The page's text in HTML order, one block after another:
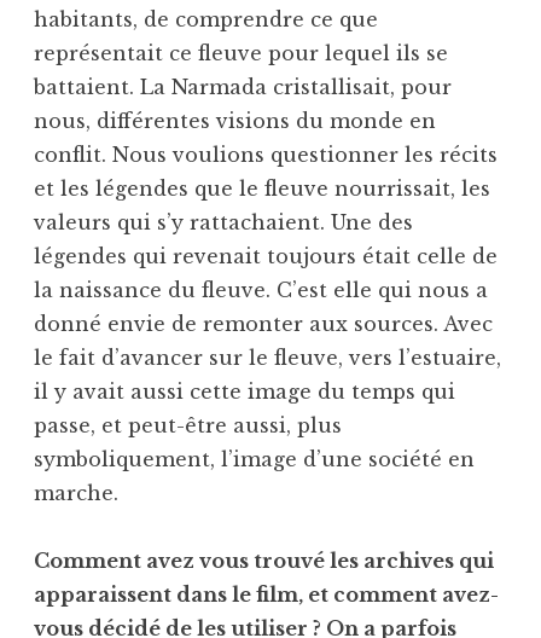
habitants, de comprendre ce que
représentait ce fleuve pour lequel ils se
battaient. La Narmada cristallisait, pour
nous, différentes visions du monde en
conflit. Nous voulions questionner les récits
et les légendes que le fleuve nourrissait, les
valeurs qui s’y rattachaient. Une des
légendes qui revenait toujours était celle de
la naissance du fleuve. C’est elle qui nous a
donné envie de remonter aux sources. Avec
le fait d’avancer sur le fleuve, vers l’estuaire,
il y avait aussi cette image du temps qui
passe, et peut-être aussi, plus
symboliquement, l’image d’une société en
marche.
Comment avez vous trouvé les archives qui
apparaissent dans le film, et comment avez-
vous décidé de les utiliser ? On a parfois